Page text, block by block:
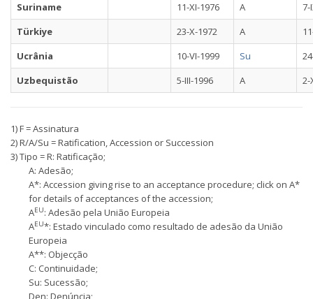
Suriname
11-XI-1976 A
7-
Türkiye
23-X-1972 A
Ucrânia
10-VI-1999 Su
Uzbequistão
5-III-1996 A 2-
1) F = Assinatura
2) R/A/Su = Ratification, Accession or Succession
3) Tipo = R: Ratificação;
A: Adesão;
A*: Accession giving rise to an acceptance procedure; click on A*
for details of acceptances of the accession;
AEU: Adesão pela União Europeia
AEU*: Estado vinculado como resultado de adesão da União
Europeia
A**: Objecção
C: Continuidade;
Su: Sucessão;
Den: Denúncia;